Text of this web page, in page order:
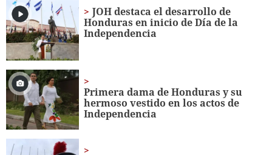
45
seconds
JOH destaca el desarrollo de
Honduras en inicio de Día de la
Independencia
Primera dama de Honduras y su
hermoso vestido en los actos de
Independencia